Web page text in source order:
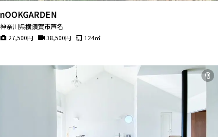
nOOKGARDEN
神奈川県横須賀市芦名
27,500円 38,500円 124㎡